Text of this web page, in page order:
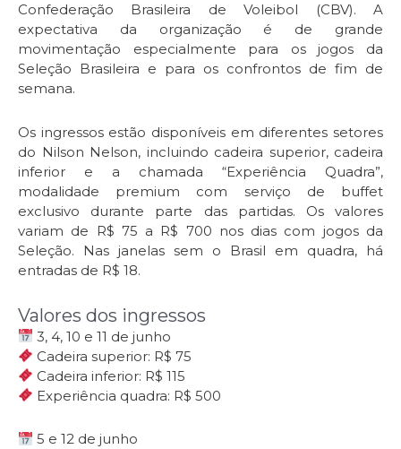
Confederação Brasileira de Voleibol (CBV). A
expectativa da organização é de grande
movimentação especialmente para os jogos da
Seleção Brasileira e para os confrontos de fim de
semana.
Os ingressos estão disponíveis em diferentes setores
do Nilson Nelson, incluindo cadeira superior, cadeira
inferior e a chamada “Experiência Quadra”,
modalidade premium com serviço de buffet
exclusivo durante parte das partidas. Os valores
variam de R$ 75 a R$ 700 nos dias com jogos da
Seleção. Nas janelas sem o Brasil em quadra, há
entradas de R$ 18.
Valores dos ingressos
3, 4, 10 e 11 de junho
Cadeira superior: R$ 75
Cadeira inferior: R$ 115
Experiência quadra: R$ 500
5 e 12 de junho